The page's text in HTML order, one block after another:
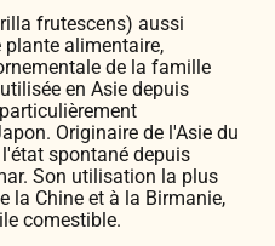
frutescens) aussi
plante alimentaire,
de la famille
en Asie depuis
Originaire de l'Asie du
spontané depuis
Son utilisation la plus
la Chine et à la Birmanie,
comestible.